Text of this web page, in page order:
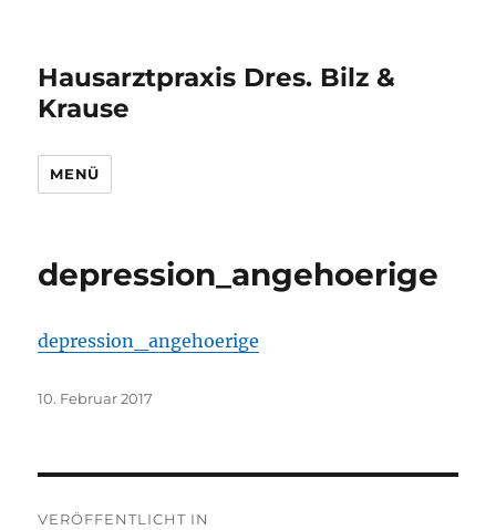
Hausarztpraxis Dres. Bilz &
Krause
MENÜ
depression_angehoerige
depression_angehoerige
Veröffentlicht
10. Februar 2017
VERÖFFENTLICHT IN